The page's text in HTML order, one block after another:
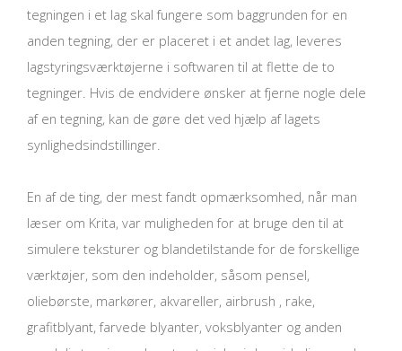
tegningen i et lag skal fungere som baggrunden for en
anden tegning, der er placeret i et andet lag, leveres
lagstyringsværktøjerne i softwaren til at flette de to
tegninger. Hvis de endvidere ønsker at fjerne nogle dele
af en tegning, kan de gøre det ved hjælp af lagets
synlighedsindstillinger.
En af de ting, der mest fandt opmærksomhed, når man
læser om Krita, var muligheden for at bruge den til at
simulere teksturer og blandetilstande for de forskellige
værktøjer, som den indeholder, såsom pensel,
oliebørste, markører, akvareller, airbrush , rake,
grafitblyant, farvede blyanter, voksblyanter og anden